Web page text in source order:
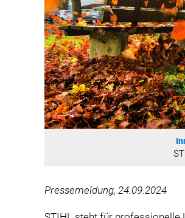
Pressemeldung, 24.09.2024